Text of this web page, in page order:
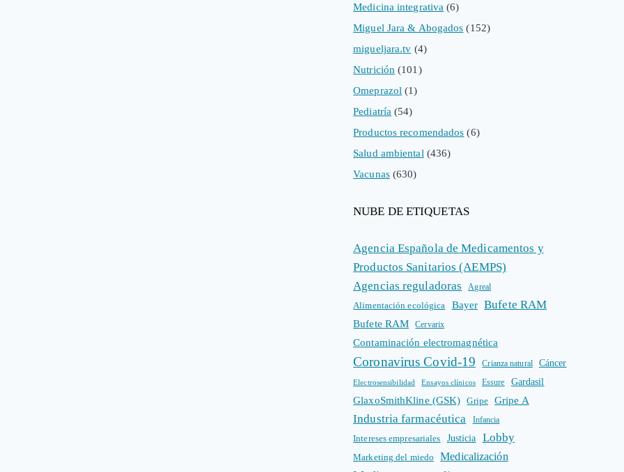
Medicina integrativa (6)
Miguel Jara & Abogados (152)
migueljara.tv (4)
Nutrición (101)
Omeprazol (1)
Pediatría (54)
Productos recomendados (6)
Salud ambiental (436)
Vacunas(630)
NUBE DE ETIQUETAS
Agencia Española de Medicamentos y
Productos Sanitarios (AEMPS)
Agencias reguladoras
Agreal
Alimentación ecológica Bayer Bufete RAM
Bufete RAM Cervarix
Contaminación electromagnética
Coronavirus Covid-19 Crianza natural Cáncer
Electrosensibilidad Ensayos clínicos Essure Gardasil
GlaxoSmithKline (GSK) Gripe Gripe A
Industria farmacéutica Infancia
Intereses empresariales Justicia Lobby
Marketing del miedo Medicalización